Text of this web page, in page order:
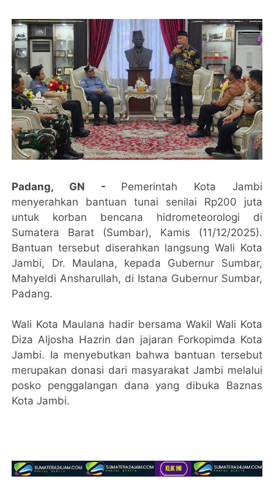
Padang, GN - Pemerintah Kota Jambi
menyerahkan bantuan tunai senilai Rp200 juta
untuk korban bencana hidrometeorologi di
Sumatera Barat (Sumbar), Kamis (11/12/2025).
Bantuan tersebut diserahkan langsung Wali Kota
Jambi, Dr. Maulana, kepada Gubernur Sumbar,
Mahyeldi Ansharullah, di Istana Gubernur Sumbar,
Padang.
Wali Kota Maulana hadir bersama Wakil Wali Kota
Diza Aljosha Hazrin dan jajaran Forkopimda Kota
Jambi. Ia menyebutkan bahwa bantuan tersebut
merupakan donasi dari masyarakat Jambi melalui
posko penggalangan dana yang dibuka Baznas
Kota Jambi.